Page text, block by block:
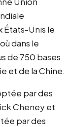
États-Unis le
dans le
de 750 bases
et de la Chine.
par des
Cheney et
par des